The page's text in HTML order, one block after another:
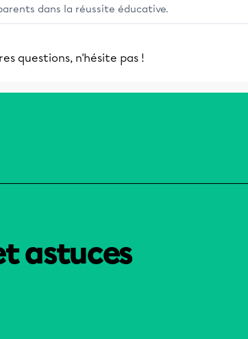
dans la réussite éducative.
questions, n'hésite pas !
astuces